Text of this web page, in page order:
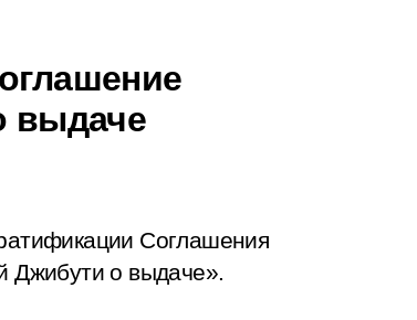
выдаче
Соглашения
Джибути о выдаче».